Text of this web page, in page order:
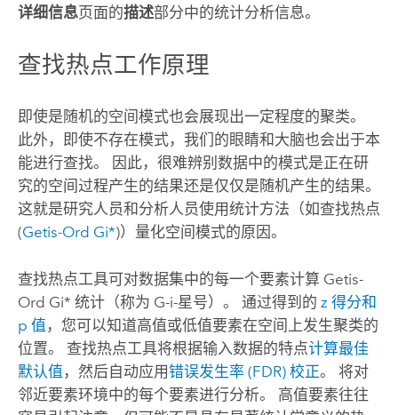
详细信息页面的描述部分中的统计分析信息。
查找热点工作原理
即使是随机的空间模式也会展现出一定程度的聚类。
此外，即使不存在模式，我们的眼睛和大脑也会出于本
能进行查找。 因此，很难辨别数据中的模式是正在研
究的空间过程产生的结果还是仅仅是随机产生的结果。
这就是研究人员和分析人员使用统计方法（如查找热点
(Getis-Ord Gi*)）量化空间模式的原因。
查找热点工具可对数据集中的每一个要素计算 Getis-
Ord Gi* 统计（称为 G-i-星号）。 通过得到的 z 得分和
p 值 ，您可以知道高值或低值要素在空间上发生聚类的
位置。 查找热点工具将根据输入数据的特点计算最佳
默认值 ，然后自动应用错误发生率 (FDR) 校正。 将对
邻近要素环境中的每个要素进行分析。 高值要素往往